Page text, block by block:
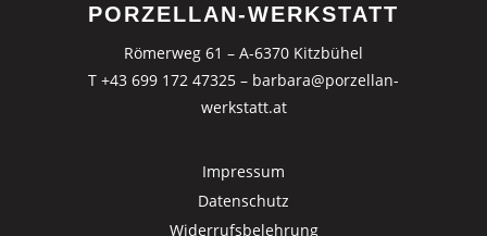
PORZELLAN-WERKSTATT
Römerweg 61 – A-6370 Kitzbühel
T +43 699 172 47325 – barbara@porzellan-
werkstatt.at
Impressum
Datenschutz
Widerrufsbelehrung